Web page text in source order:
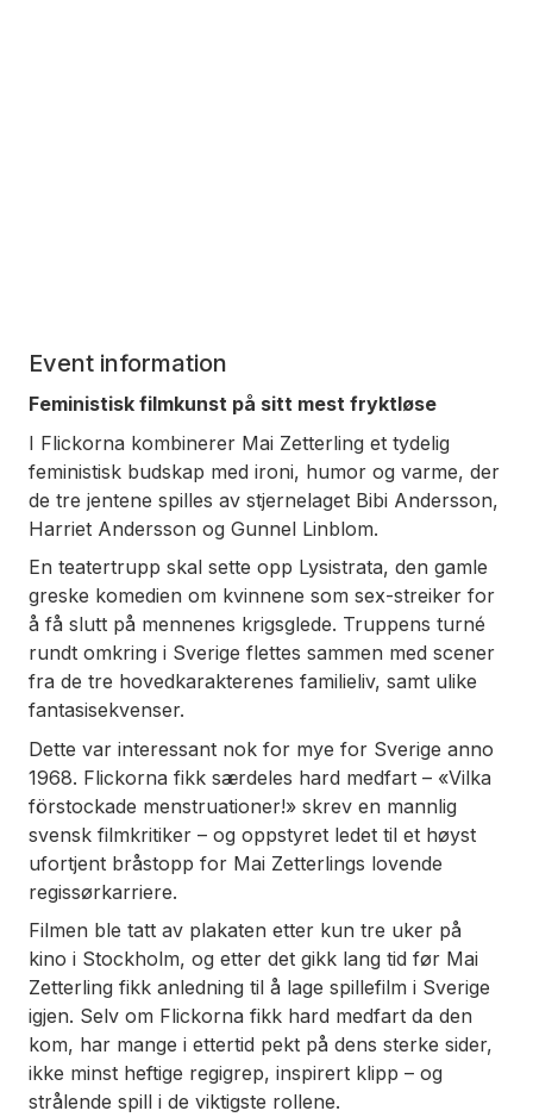
Event information
Feministisk filmkunst på sitt mest fryktløse
I Flickorna kombinerer Mai Zetterling et tydelig
feministisk budskap med ironi, humor og varme, der
de tre jentene spilles av stjernelaget Bibi Andersson,
Harriet Andersson og Gunnel Linblom.
En teatertrupp skal sette opp Lysistrata, den gamle
greske komedien om kvinnene som sex-streiker for
å få slutt på mennenes krigsglede. Truppens turné
rundt omkring i Sverige flettes sammen med scener
fra de tre hovedkarakterenes familieliv, samt ulike
fantasisekvenser.
Dette var interessant nok for mye for Sverige anno
1968. Flickorna fikk særdeles hard medfart – «Vilka
förstockade menstruationer!» skrev en mannlig
svensk filmkritiker – og oppstyret ledet til et høyst
ufortjent bråstopp for Mai Zetterlings lovende
regissørkarriere.
Filmen ble tatt av plakaten etter kun tre uker på
kino i Stockholm, og etter det gikk lang tid før Mai
Zetterling fikk anledning til å lage spillefilm i Sverige
igjen. Selv om Flickorna fikk hard medfart da den
kom, har mange i ettertid pekt på dens sterke sider,
ikke minst heftige regigrep, inspirert klipp – og
strålende spill i de viktigste rollene.